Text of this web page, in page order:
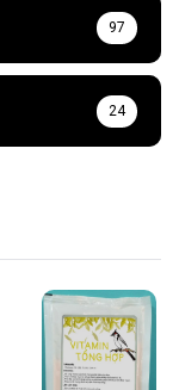
97
24